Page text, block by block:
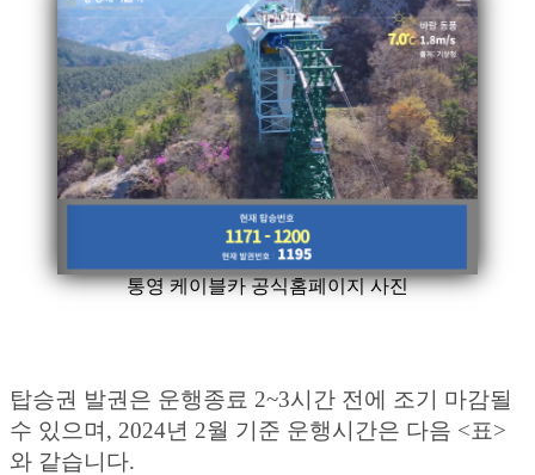
통영 케이블카 공식홈페이지 사진
탑승권 발권은 운행종료 2~3시간 전에 조기 마감될
수 있으며, 2024년 2월 기준 운행시간은 다음 <표>
와 같습니다.